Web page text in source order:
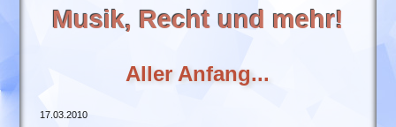
Musik, Recht und mehr!
Aller Anfang...
17.03.2010